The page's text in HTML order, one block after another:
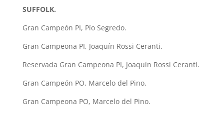
SUFFOLK.
Gran Campeón PI, Pío Segredo.
Gran Campeona PI, Joaquín Rossi Ceranti.
Reservada Gran Campeona PI, Joaquín Rossi Ceranti.
Gran Campeón PO, Marcelo del Pino.
Gran Campeona PO, Marcelo del Pino.